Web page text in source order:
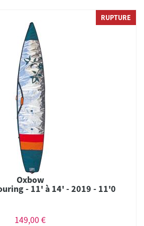
RUPTURE
Oxbow
- 11' à 14' - 2019 - 11'0
149,00 €